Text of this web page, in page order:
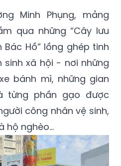
Minh Phụng, mảng
qua những “Cây lưu
Hồ” lồng ghép tinh
sinh xã hội - nơi những
bánh mì, những gian
từng phần gạo được
công nhân vệ sinh,
hộ nghèo...